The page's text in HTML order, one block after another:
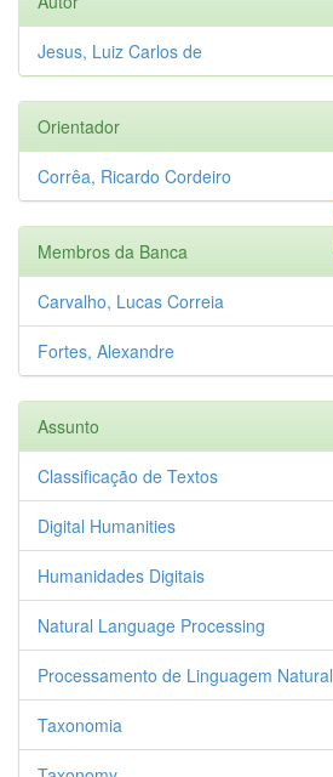
Jesus, Luiz Carlos de
Orientador
Corrêa, Ricardo Cordeiro
Membros da Banca
Carvalho, Lucas Correia
Fortes, Alexandre
Assunto
Classificação de Textos
Digital Humanities
Humanidades Digitais
Natural Language Processing
Processamento de Linguagem Natural
Taxonomia